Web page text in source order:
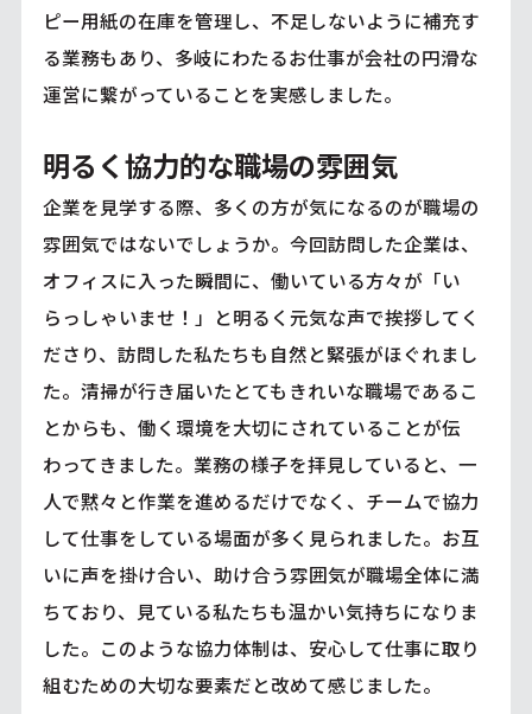
ピー用紙の在庫を管理し、不足しないように補充す
る業務もあり、多岐にわたるお仕事が会社の円滑な
運営に繋がっていることを実感しました。
明るく協力的な職場の雰囲気
企業を見学する際、多くの方が気になるのが職場の
雰囲気ではないでしょうか。今回訪問した企業は、
オフィスに入った瞬間に、働いている方々が「い
らっしゃいませ！」と明るく元気な声で挨拶してく
ださり、訪問した私たちも自然と緊張がほぐれまし
た。清掃が行き届いたとてもきれいな職場であるこ
とからも、働く環境を大切にされていることが伝
わってきました。業務の様子を拝見していると、一
人で黙々と作業を進めるだけでなく、チームで協力
して仕事をしている場面が多く見られました。お互
いに声を掛け合い、助け合う雰囲気が職場全体に満
ちており、見ている私たちも温かい気持ちになりま
した。このような協力体制は、安心して仕事に取り
組むための大切な要素だと改めて感じました。